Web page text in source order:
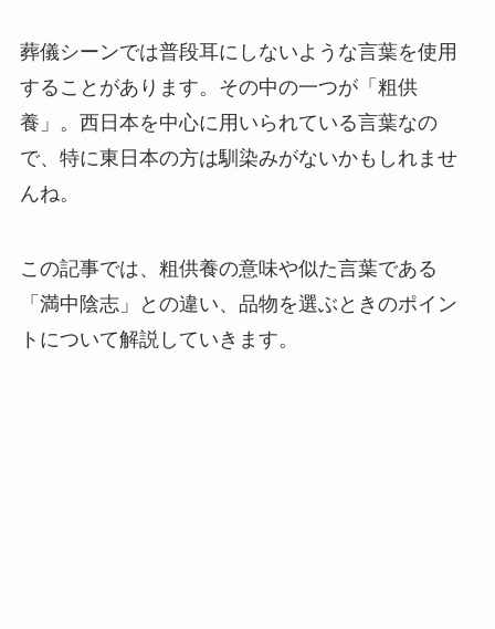
葬儀シーンでは普段耳にしないような言葉を使用
することがあります。その中の一つが「粗供
養」。西日本を中心に用いられている言葉なの
で、特に東日本の方は馴染みがないかもしれませ
んね。
この記事では、粗供養の意味や似た言葉である
「満中陰志」との違い、品物を選ぶときのポイン
トについて解説していきます。